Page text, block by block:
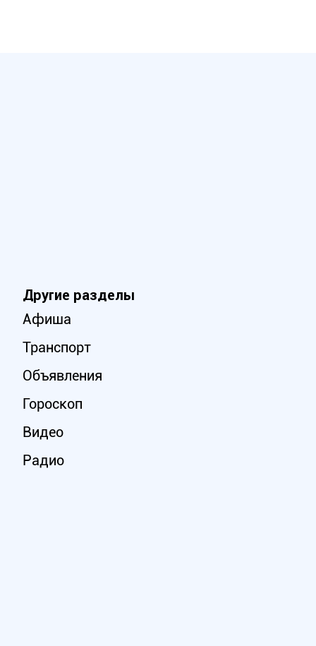
Другие разделы
Афиша
Транспорт
Объявления
Гороскоп
Видео
Радио